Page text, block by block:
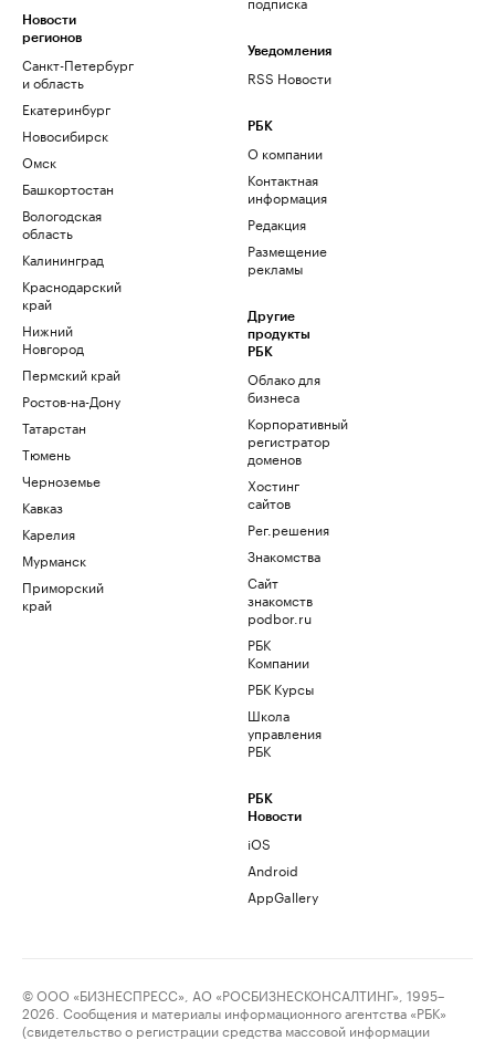
Новости
регионов
Санкт-Петербург
и область
Екатеринбург
Новосибирск
Омск
Башкортостан
Вологодская
область
Калининград
Краснодарский
край
Нижний
Новгород
Пермский край
Ростов-на-Дону
Татарстан
Тюмень
Черноземье
Кавказ
Карелия
Мурманск
Приморский
край
Уведомления
RSS Новости
РБК
О компании
Контактная
информация
Редакция
Размещение
рекламы
Другие
продукты
РБК
Облако для
бизнеса
Корпоративный
регистратор
доменов
Хостинг
сайтов
Рег.решения
Знакомства
Сайт
знакомств
podbor.ru
РБК
Компании
РБК Курсы
Школа
управления
РБК
РБК
Новости
iOS
Android
AppGallery
© ООО «БИЗНЕСПРЕСС», АО «РОСБИЗНЕСКОНСАЛТИНГ», 1995–
2026. Сообщения и материалы информационного агентства «РБК»
(свидетельство о регистрации средства массовой информации